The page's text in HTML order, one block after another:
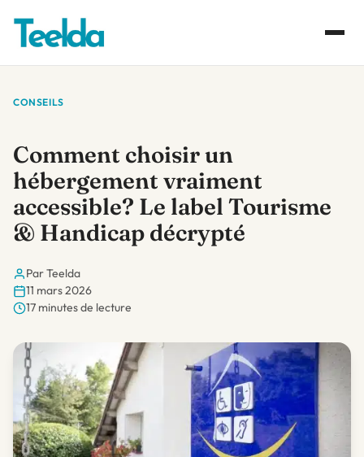
CONSEILS
Comment choisir un
hébergement vraiment
accessible? Le label Tourisme
& Handicap décrypté
Par Teelda
11 mars 2026
17 minutes de lecture